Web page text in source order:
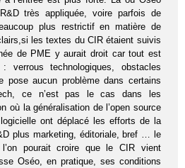
très appliquée, voire parfois de
plus restrictif en matière de
les textes du CIR étaient suivis
de PME y aurait droit car tout est
verrous technologiques, obstacles
aucun problème dans certains
ce n’est pas le cas dans les
où la généralisation de l’open source
ont déplacé les efforts de la
plus marketing, éditoriale, bref … le
pourait croire que le CIR vient
Oséo, en pratique, ses conditions